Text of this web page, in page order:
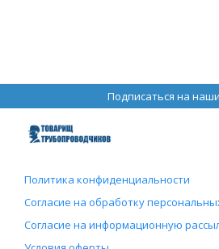
Подписаться на
Политика конфиденциальности
Согласие на обработку
Согласие на информационную